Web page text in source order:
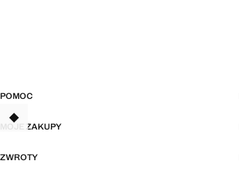
POMOC
MOJE ZAKUPY
ZWROTY